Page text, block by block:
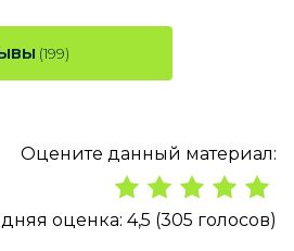
(199)
Оцените данный материал:
оценка: 4,5 (305 голосов)